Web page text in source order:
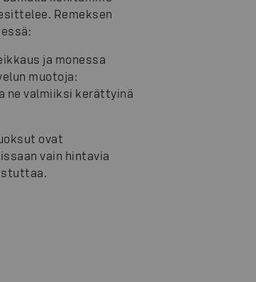
Remeksen
ja monessa
muotoja:
ne valmiiksi kerättyinä
ovat
vain hintavia